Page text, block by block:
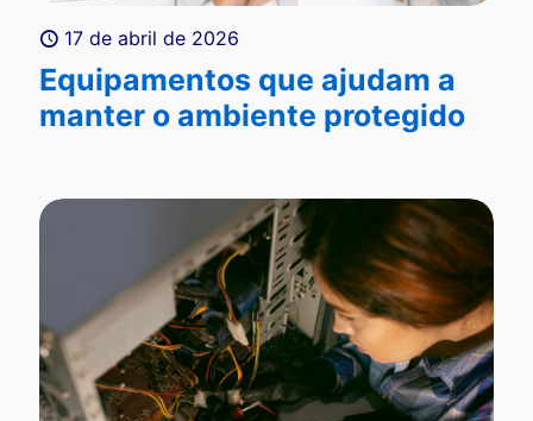
17 de abril de 2026
Equipamentos que ajudam a
manter o ambiente protegido